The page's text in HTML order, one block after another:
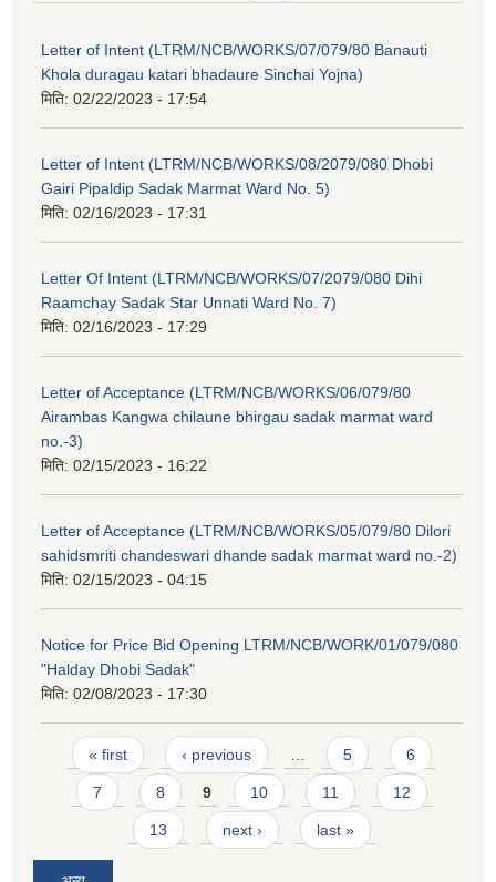
Letter of Intent (LTRM/NCB/WORKS/07/079/80 Banauti
Khola duragau katari bhadaure Sinchai Yojna)
मिति: 02/22/2023 - 17:54
Letter of Intent (LTRM/NCB/WORKS/08/2079/080 Dhobi
Gairi Pipaldip Sadak Marmat Ward No. 5)
मिति: 02/16/2023 - 17:31
Letter Of Intent (LTRM/NCB/WORKS/07/2079/080 Dihi
Raamchay Sadak Star Unnati Ward No. 7)
मिति: 02/16/2023 - 17:29
Letter of Acceptance (LTRM/NCB/WORKS/06/079/80
Airambas Kangwa chilaune bhirgau sadak marmat ward
no.-3)
मिति: 02/15/2023 - 16:22
Letter of Acceptance (LTRM/NCB/WORKS/05/079/80 Dilori
sahidsmriti chandeswari dhande sadak marmat ward no.-2)
मिति: 02/15/2023 - 04:15
Notice for Price Bid Opening LTRM/NCB/WORK/01/079/080
"Halday Dhobi Sadak"
मिति: 02/08/2023 - 17:30
Pages
« first ‹ previous 5 6
7 8 9 10 11 12
13 next › last »